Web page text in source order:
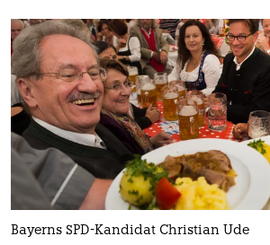
Bayerns SPD-Kandidat Christian Ude